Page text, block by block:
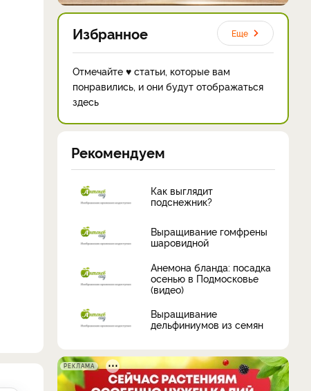
Избранное Еще
Отмечайте ♥ статьи, которые вам
понравились, и они будут отображаться
здесь
Рекомендуем
Как выглядит
подснежник?
Выращивание гомфрены
шаровидной
Анемона бланда: посадка
осенью в Подмосковье
(видео)
Выращивание
дельфиниумов из семян
РЕКЛАМА